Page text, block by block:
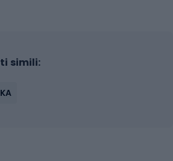
simili: